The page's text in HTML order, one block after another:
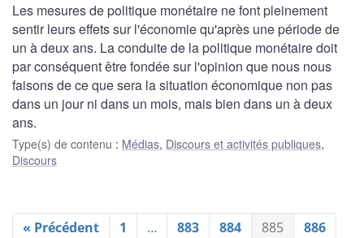
Les mesures de politique monétaire ne font pleinement
sentir leurs effets sur l'économie qu'après une période de
un à deux ans. La conduite de la politique monétaire doit
par conséquent être fondée sur l'opinion que nous nous
faisons de ce que sera la situation économique non pas
dans un jour ni dans un mois, mais bien dans un à deux
ans.
Type(s) de contenu : Médias, Discours et activités publiques,
Discours
« Précédent 1 … 883 884 885
886